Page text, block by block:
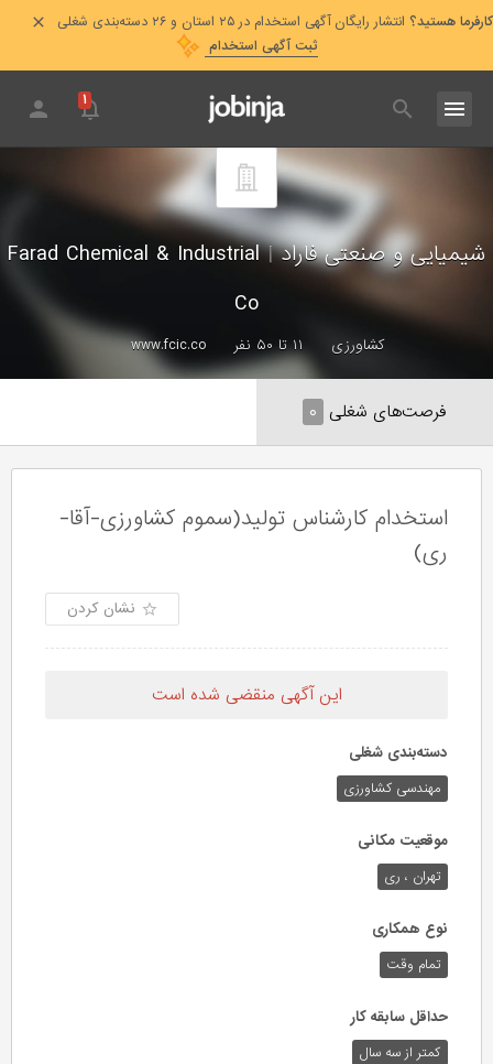
کارفرما هستید؟ انتشار رایگان آگهی استخدام در ۲۵ استان و ۲۶ دسته‌بندی شغلی
ثبت آگهی استخدام
۱
شیمیایی و صنعتی فاراد|
Farad Chemical & Industrial
Co
کشاورزی ۱۱ تا ۵۰ نفر www.fcic.co
فرصت‌های شغلی ۰
استخدام کارشناس تولید(سموم کشاورزی-آقا-
ری)
نشان کردن
این آگهی منقضی شده است
دسته‌بندی شغلی
مهندسی کشاورزی
موقعیت مکانی
تهران ، ری
نوع همکاری
تمام وقت
حداقل سابقه کار
کمتر از سه سال